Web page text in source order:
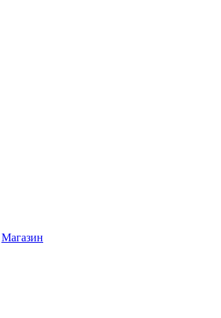
Магазин